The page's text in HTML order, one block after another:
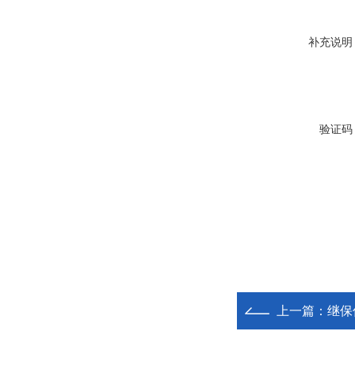
补充说明
验证码
上一篇： 继